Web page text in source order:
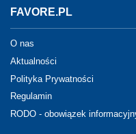
FAVORE.PL
O nas
Aktualności
Polityka Prywatności
Regulamin
RODO - obowiązek